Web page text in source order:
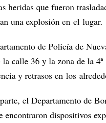
heridas que fueron
una explosión en el lugar.
de Policía de
la calle 36 y la zona de la
y retrasos en los
el Departamento de
encontraron dispositivos